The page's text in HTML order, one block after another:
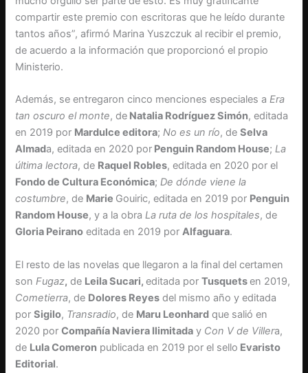
compartir este premio con escritoras que he leído durante
tantos años”, afirmó Marina Yuszczuk al recibir el premio,
de acuerdo a la información que proporcionó el propio
Ministerio.
Además, se entregaron cinco menciones especiales aEra
tan oscuro el monte, de Natalia Rodríguez Simón, editada
en 2019 por Mardulce editora;No es un río, deSelva
Almada, editada en 2020 por Penguin Random House;La
última lectora, de Raquel Robles, editada en 2020 por el
Fondo de Cultura Económica;De dónde viene la
costumbre, de Marie Gouiric, editada en 2019 por Penguin
Random House, y a la obra La ruta de los hospitales, de
Gloria Peirano editada en 2019 porAlfaguara.
El resto de las novelas que llegaron a la final del certamen
son Fugaz, de Leila Sucari,editada porTusquetsen 2019,
Cometierra, de Dolores Reyes del mismo año y editada
porSigilo, Transradio, de Maru Leonhard que salió en
2020 porCompañía Naviera Ilimitada y Con V de Villera,
de Lula Comeron publicada en 2019 por el sello Evaristo
Editorial.